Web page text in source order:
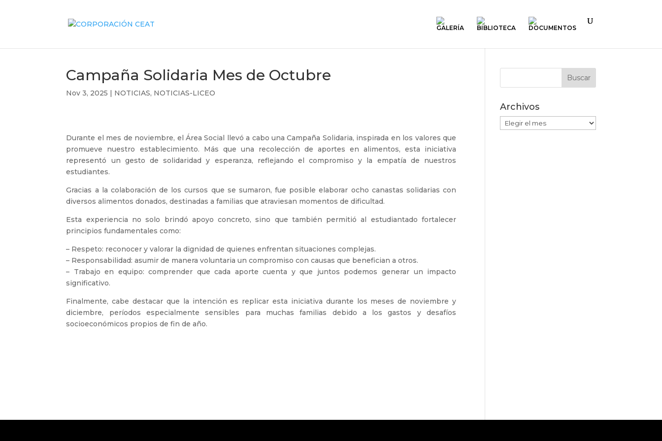
GALERÍA BIBLIOTECA DOCUMENTOS
Campaña Solidaria Mes de Octubre
Nov 3, 2025 | NOTICIAS, NOTICIAS-LICEO
Durante el mes de noviembre, el Área Social llevó a cabo una Campaña Solidaria, inspirada en los valores que
promueve nuestro establecimiento. Más que una recolección de aportes en alimentos, esta iniciativa
representó un gesto de solidaridad y esperanza, reflejando el compromiso y la empatía de nuestros
estudiantes.
Gracias a la colaboración de los cursos que se sumaron, fue posible elaborar ocho canastas solidarias con
diversos alimentos donados, destinadas a familias que atraviesan momentos de dificultad.
Esta experiencia no solo brindó apoyo concreto, sino que también permitió al estudiantado fortalecer
principios fundamentales como:
– Respeto: reconocer y valorar la dignidad de quienes enfrentan situaciones complejas.
– Responsabilidad: asumir de manera voluntaria un compromiso con causas que benefician a otros.
– Trabajo en equipo: comprender que cada aporte cuenta y que juntos podemos generar un impacto
significativo.
Finalmente, cabe destacar que la intención es replicar esta iniciativa durante los meses de noviembre y
diciembre, períodos especialmente sensibles para muchas familias debido a los gastos y desafíos
socioeconómicos propios de fin de año.
Archivos
Archivos